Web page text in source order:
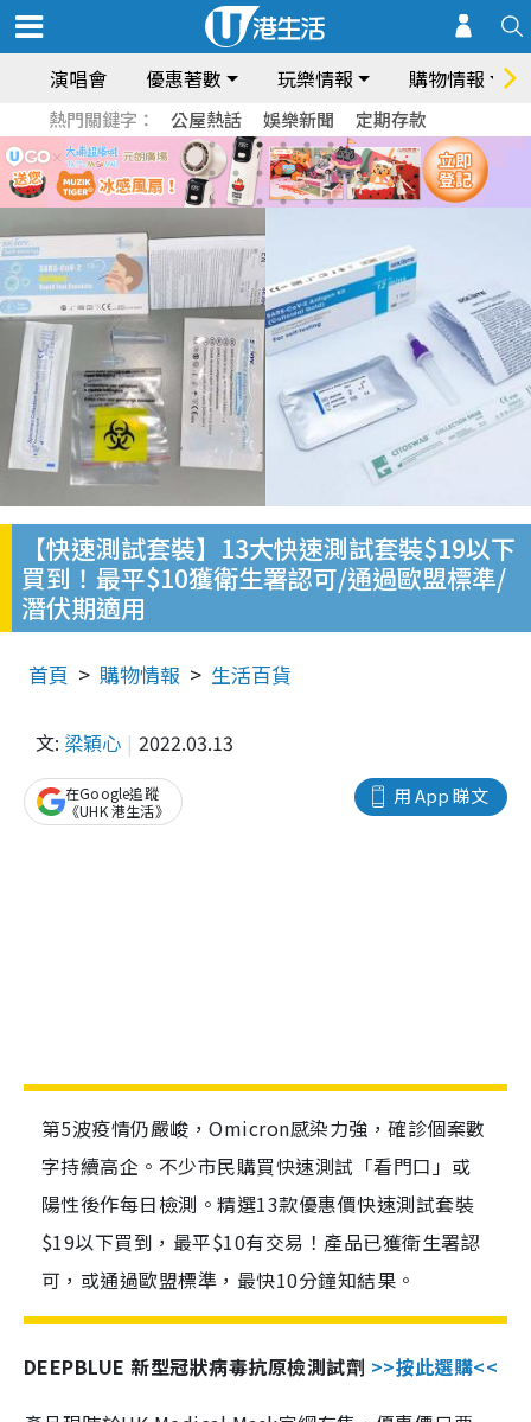
演唱會 優惠著數 玩樂情報 購物情報
熱門關鍵字： 公屋熱話 娛樂新聞 定期存款
【快速測試套裝】13大快速測試套裝$19以下
買到！最平$10獲衛生署認可/通過歐盟標準/
潛伏期適用
首頁 購物情報 生活百貨
文: 梁穎心 2022.03.13
用 App 睇文
在Google追蹤
《UHK 港生活》
第5波疫情仍嚴峻，Omicron感染力強，確診個案數
字持續高企。不少市民購買快速測試「看門口」或
陽性後作每日檢測。精選13款優惠價快速測試套裝
$19以下買到，最平$10有交易！產品已獲衛生署認
可，或通過歐盟標準，最快10分鐘知結果。
DEEPBLUE 新型冠狀病毒抗原檢測試劑 >>按此選購<<